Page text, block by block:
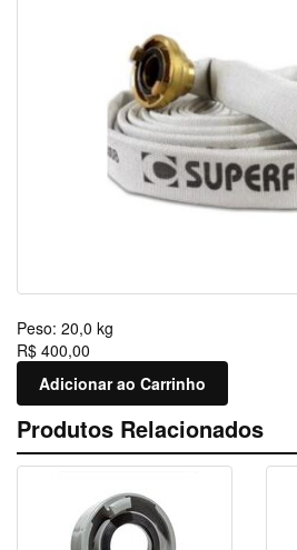
Peso: 20,0 kg
R$ 400,00
Adicionar ao Carrinho
Produtos Relacionados